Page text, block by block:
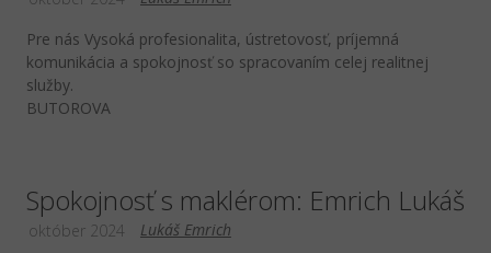
Pre nás Vysoká profesionalita, ústretovosť, príjemná
komunikácia a spokojnosť so spracovaním celej realitnej
služby.
BUTOROVA
Spokojnosť s maklérom: Emrich Lukáš
Lukáš Emrich
október 2024